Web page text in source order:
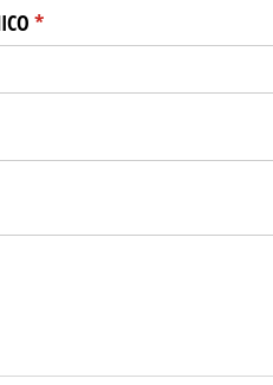
*
(required)